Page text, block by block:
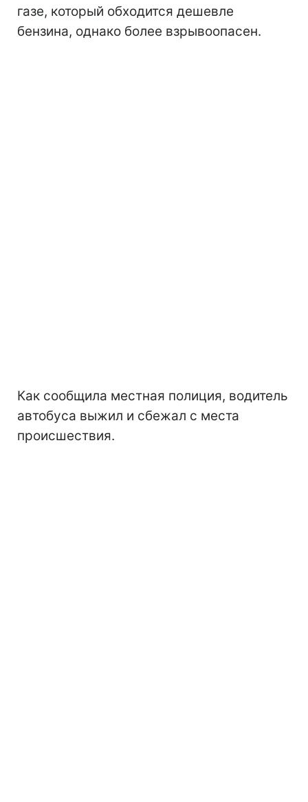
газе, который обходится дешевле
бензина, однако более взрывоопасен.
Как сообщила местная полиция, водитель
автобуса выжил и сбежал с места
происшествия.